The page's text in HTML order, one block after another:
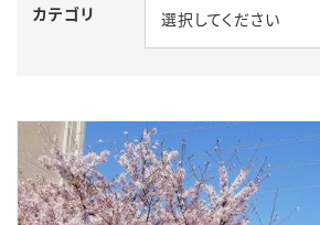
カテゴリ 選択してください